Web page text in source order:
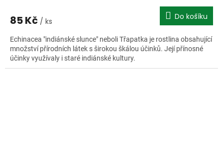
85 Kč / ks Do košíku
Echinacea "indiánské slunce" neboli Třapatka je rostlina obsahující
množství přírodních látek s širokou škálou účinků. Její přínosné
účinky využívaly i staré indiánské kultury.